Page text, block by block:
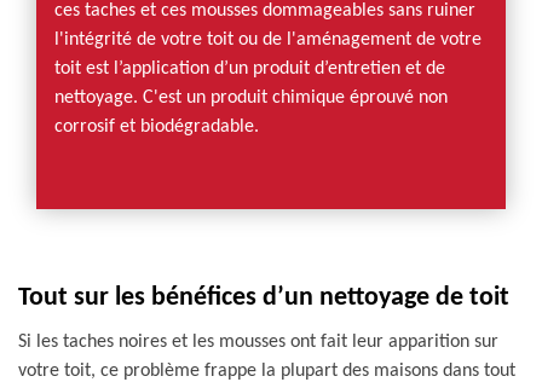
ces taches et ces mousses dommageables sans ruiner
l'intégrité de votre toit ou de l'aménagement de votre
toit est l’application d’un produit d’entretien et de
nettoyage. C'est un produit chimique éprouvé non
corrosif et biodégradable.
Tout sur les bénéfices d’un nettoyage de toit
Si les taches noires et les mousses ont fait leur apparition sur
votre toit, ce problème frappe la plupart des maisons dans tout